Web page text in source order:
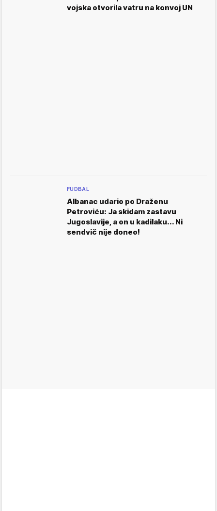
vojska otvorila vatru na konvoj UN
FUDBAL
Albanac udario po Draženu
Petroviću: Ja skidam zastavu
Jugoslavije, a on u kadilaku... Ni
sendvič nije doneo!